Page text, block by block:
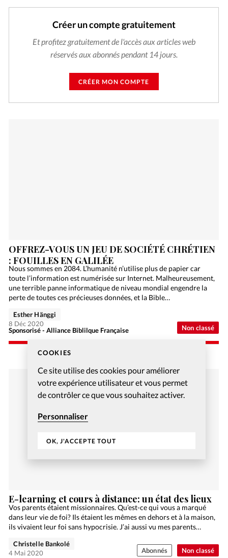
COOKIES
Ce site utilise des cookies pour améliorer
votre expérience utilisateur et vous permet
de contrôler ce que vous souhaitez activer.
Personnaliser
OK, J'ACCEPTE TOUT
Créer un compte gratuitement
Et profitez gratuitement de l'accès aux articles web
réservés aux abonnés pendant 14 jours.
CRÉER MON COMPTE
Non classé
OFFREZ-VOUS UN JEU DE SOCIÉTÉ CHRÉTIEN
: FOUILLES EN GALILÉE
Nous sommes en 2084. L’humanité n’utilise plus de papier car
toute l’information est numérisée sur Internet. Malheureusement,
une terrible panne informatique de niveau mondial engendre la
perte de toutes ces précieuses données, et la Bible…
Sponsorisé - Alliance Biblilque Française
Esther Hänggi
8 Déc 2020
Non classé
E-learning et cours à distance: un état des lieux
Vos parents étaient missionnaires. Qu’est-ce qui vous a marqué
dans leur vie de foi? Ils étaient les mêmes en dehors et à la maison,
ils vivaient leur foi sans hypocrisie. J’ai aussi vu mes parents…
Christelle Bankolé
4 Mai 2020
Abonnés